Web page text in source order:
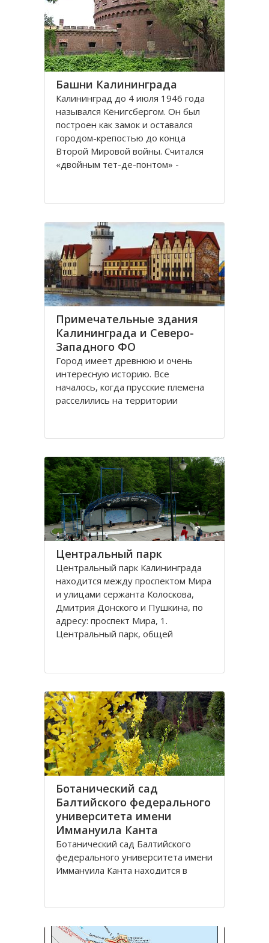
представлены прекрасные
Башни Калининграда
Калининград до 4 июля 1946 года
назывался Кёнигсбергом. Он был
построен как замок и оставался
городом-крепостью до конца
Второй Мировой войны. Считался
«двойным тет-де-понтом» -
истории, сохранилось много арок и
Примечательные здания
Калининграда и Северо-
Западного ФО
Город имеет древнюю и очень
интересную историю. Все
началось, когда прусские племена
расселились на территории
-крепость. Многие сооружения
Сегодня это самый западный
мегаполис России. Ежегодно сюда
Центральный парк
Центральный парк Калининграда
находится между проспектом Мира
и улицами сержанта Колоскова,
Дмитрия Донского и Пушкина, по
адресу: проспект Мира, 1.
Центральный парк, общей
прусского королевства парка
альтштадского кладбища
Ботанический сад
Балтийского федерального
университета имени
Иммануила Канта
Ботанический сад Балтийского
федерального университета имени
Иммануила Канта находится в
Калининград.
Зеленая зона, общей площадью